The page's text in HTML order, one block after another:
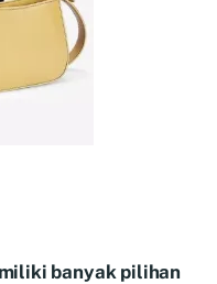
banyak pilihan